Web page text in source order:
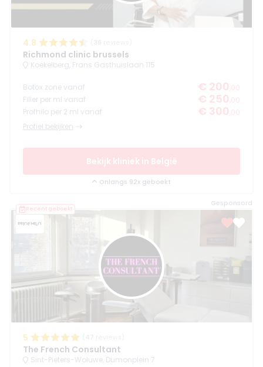
4.8
Richmond clinic brussels
Koekelberg, Frans Gasthuislaan 115
Botox zone vanaf € 200 ,00
Filler per ml vanaf
€ 250 ,00
Profhilo per 2 ml vanaf
€ 300 ,00
Profiel bekijken
Bekijk kliniek in België
Onlangs 92x geboekt
Gesponsord
Recent geboekt
5
The French Consultant
Sint-Pieters-Woluwe, Dumonplein 7